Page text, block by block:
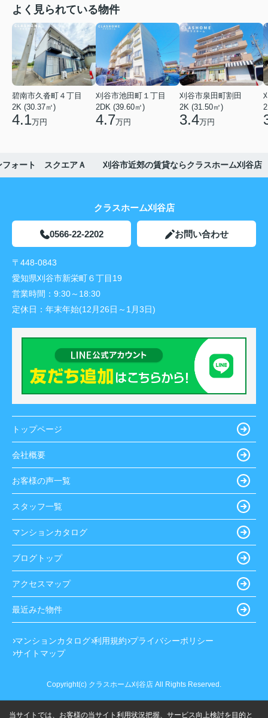
よく見られている物件
碧南市久沓町４丁目
2K (30.37㎡)
4.1万円
刈谷市池田町１丁目
2DK (39.60㎡)
4.7万円
刈谷市泉田町割田
2K (31.50㎡)
3.4万円
フォート スクエアＡ 刈谷市近郊の賃貸ならクラスホーム刈谷店
クラスホーム刈谷店
0566-22-2202 お問い合わせ
〒448-0843
愛知県刈谷市新栄町６丁目19
営業時間： 9:30～18:30
定休日： 年末年始(12月26日～1月3日)
トップページ
会社概要
お客様の声一覧
スタッフ一覧
マンションカタログ
ブログトップ
アクセスマップ
最近みた物件
マンションカタログ 利用規約 プライバシーポリシー
サイトマップ
Copyright(c) クラスホーム刈谷店 All Rights Reserved.
当サイトでは、お客様の当サイト利用状況把握、サービス向上検討を目的と